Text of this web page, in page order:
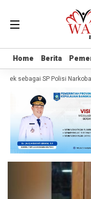
Home Berita
Home Berita
sebagai SP Polisi Narkoba